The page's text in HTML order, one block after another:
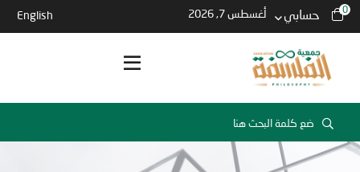
0 حسابي أغسطس 7, 2026 English